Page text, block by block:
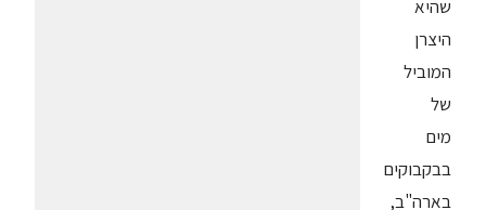
שהיא
היצרן
המוביל
של
מים
בבקבוקים
בארה"ב,